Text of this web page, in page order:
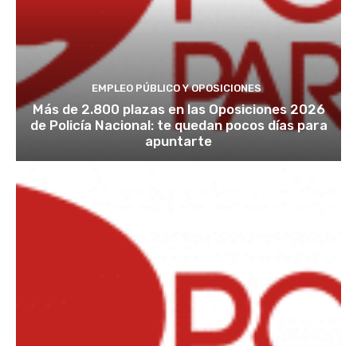
EMPLEO PÚBLICO Y OPOSICIONES
Más de 2.800 plazas en las Oposiciones 2026
de Policía Nacional: te quedan pocos días para
apuntarte